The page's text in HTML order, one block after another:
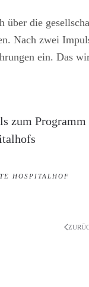
über die
Nach zwei
ein. Das
zum Programm
HOSPITALHOF